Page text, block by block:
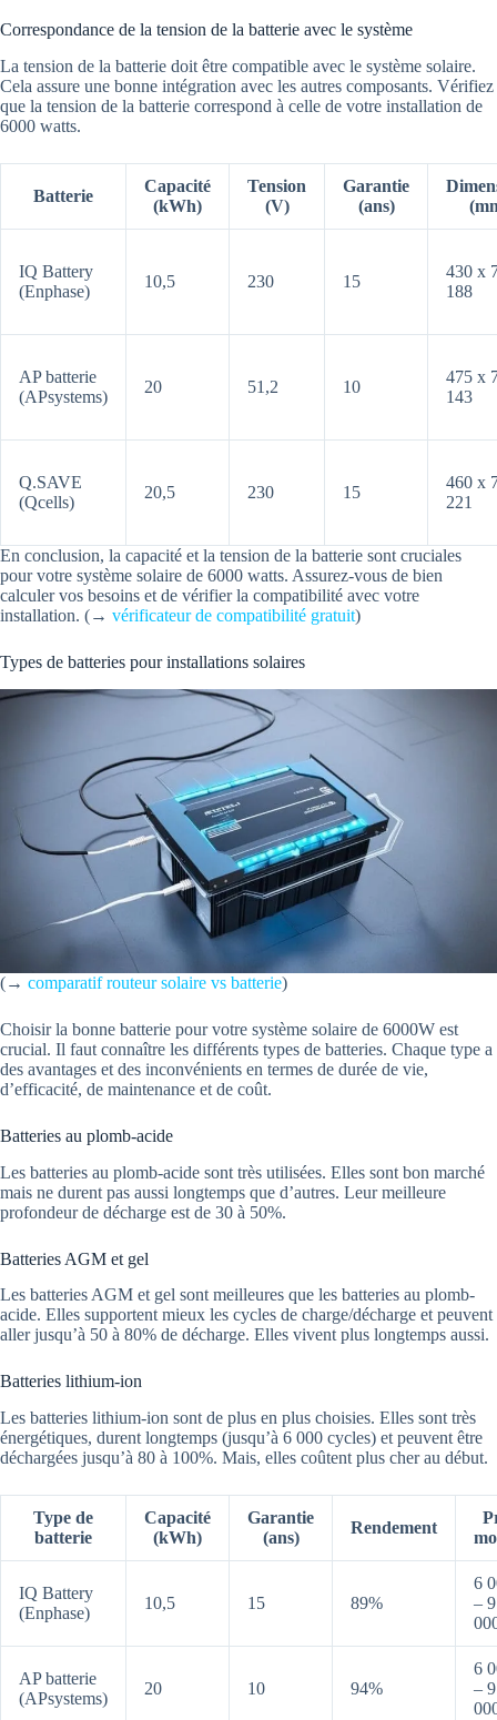
Correspondance de la tension de la batterie avec le système
La tension de la batterie doit être compatible avec le système solaire.
Cela assure une bonne intégration avec les autres composants. Vérifiez
que la tension de la batterie correspond à celle de votre installation de
6000 watts.
Batterie
Capacité
(kWh)
Tension
(V)
Garantie
(ans)
IQ Battery
(Enphase)
10,5 230 15
430 x
188
AP batterie
(APsystems)
20 51,2 10
475 x
143
Q.SAVE
(Qcells)
20,5 230 15
460 x
221
En conclusion, la capacité et la tension de la batterie sont cruciales
pour votre système solaire de 6000 watts. Assurez-vous de bien
calculer vos besoins et de vérifier la compatibilité avec votre
installation. (→ vérificateur de compatibilité gratuit)
Types de batteries pour installations solaires
(→ comparatif routeur solaire vs batterie)
Choisir la bonne batterie pour votre système solaire de 6000W est
crucial. Il faut connaître les différents types de batteries. Chaque type a
des avantages et des inconvénients en termes de durée de vie,
d’efficacité, de maintenance et de coût.
Batteries au plomb-acide
Les batteries au plomb-acide sont très utilisées. Elles sont bon marché
mais ne durent pas aussi longtemps que d’autres. Leur meilleure
profondeur de décharge est de 30 à 50%.
Batteries AGM et gel
Les batteries AGM et gel sont meilleures que les batteries au plomb-
acide. Elles supportent mieux les cycles de charge/décharge et peuvent
aller jusqu’à 50 à 80% de décharge. Elles vivent plus longtemps aussi.
Batteries lithium-ion
Les batteries lithium-ion sont de plus en plus choisies. Elles sont très
énergétiques, durent longtemps (jusqu’à 6 000 cycles) et peuvent être
déchargées jusqu’à 80 à 100%. Mais, elles coûtent plus cher au début.
Type de
batterie
Capacité
(kWh)
Garantie
(ans)
Rendement
IQ Battery
(Enphase)
10,5 15 89%
6
– 9
AP batterie
(APsystems)
20 10 94%
6
– 9